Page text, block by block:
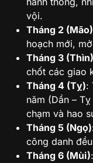
vội.
Tháng 2 (Mão)
hoạch mới,
Tháng 3 (Thìn)
chốt các giao
Tháng 4 (Tỵ):
năm (Dần –
chạm và hao
Tháng 5 (Ngọ)
công danh
Tháng 6 (Mùi)